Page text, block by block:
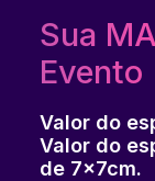
Sua
Evento
Valor do
Valor do
de 7x7cm.